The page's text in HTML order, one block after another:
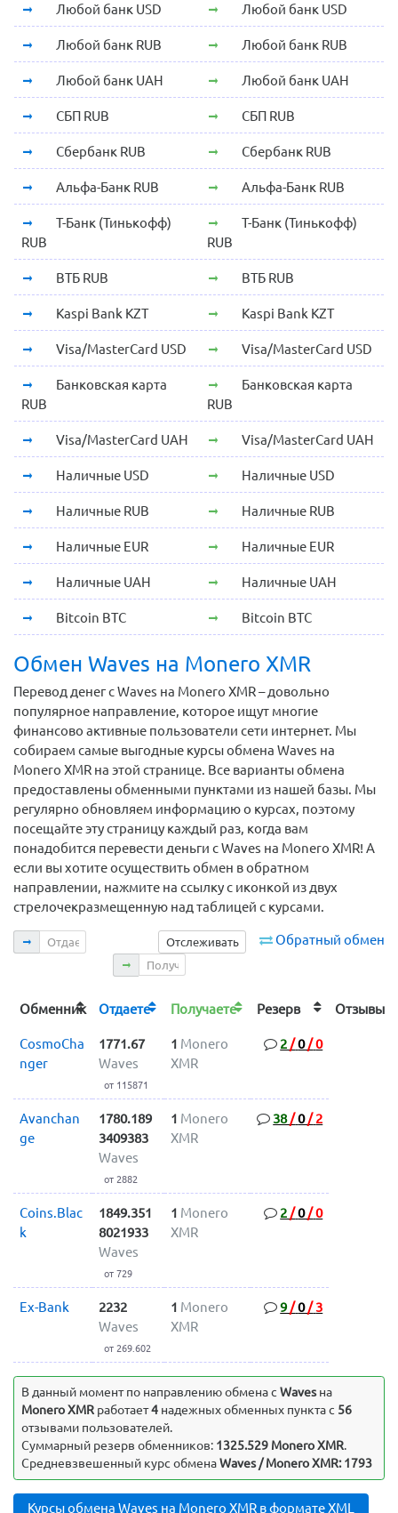
Любой банк USD Любой банк USD
Любой банк RUB Любой банк RUB
Любой банк UAH Любой банк UAH
СБП RUB СБП RUB
Сбербанк RUB Сбербанк RUB
Альфа-Банк RUB Альфа-Банк RUB
Т-Банк (Тинькофф)
RUB
Т-Банк (Тинькофф)
RUB
ВТБ RUB ВТБ RUB
Kaspi Bank KZT Kaspi Bank KZT
Visa/MasterCard USD Visa/MasterCard USD
Банковская карта
RUB
Банковская карта
RUB
Visa/MasterCard UAH Visa/MasterCard UAH
Наличные USD Наличные USD
Наличные RUB Наличные RUB
Наличные EUR Наличные EUR
Наличные UAH Наличные UAH
Bitcoin BTC Bitcoin BTC
Обмен Waves на Monero XMR
Перевод денег с Waves на Monero XMR – довольно
популярное направление, которое ищут многие
финансово активные пользователи сети интернет. Мы
собираем самые выгодные курсы обмена Waves на
Monero XMR на этой странице. Все варианты обмена
предоставлены обменными пунктами из нашей базы. Мы
регулярно обновляем информацию о курсах, поэтому
посещайте эту страницу каждый раз, когда вам
понадобится перевести деньги с Waves на Monero XMR! А
если вы хотите осуществить обмен в обратном
направлении, нажмите на ссылку с иконкой из двух
стрелочекразмещенную над таблицей с курсами.
Обратный обмен
Отслеживать
Отдаете
Получаете
Обменник Отдаете Получаете Резерв
CosmoCha
nger
1771.67
Waves
от 115871
1 Monero
XMR
2 /0/0
Avanchan
ge
1780.189
3409383
Waves
от 2882
1 Monero
XMR
38/0/ 2
Coins.Blac
k
1849.351
8021933
Waves
от 729
1 Monero
XMR
2 /0/0
Ex-Bank
2232
Waves
от 269.602
1 Monero
XMR
9 /0/ 3
В данный момент по направлению обмена cWavesна
Monero XMRработает4надежных обменных пункта с 56
отзывами пользователей.
Суммарный резерв обменников: 1325.529 Monero XMR.
Средневзвешенный курс обменаWaves / Monero XMR: 1793
Курсы обмена Waves на Monero XMR в формате XML